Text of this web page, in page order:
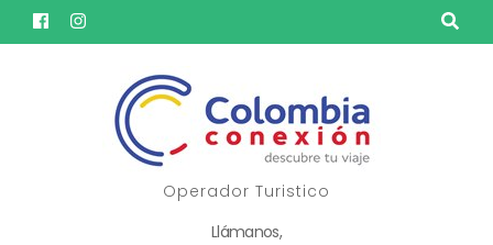
Saltar
al
Operador Turistico
Llámanos,